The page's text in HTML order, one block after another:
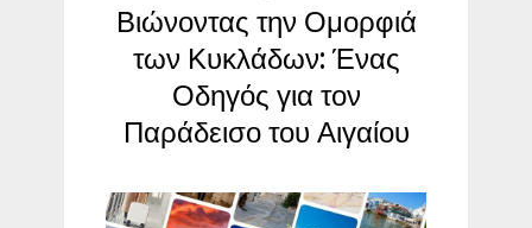
Βιώνοντας την Ομορφιά
των Κυκλάδων: Ένας
Οδηγός για τον
Παράδεισο του Αιγαίου